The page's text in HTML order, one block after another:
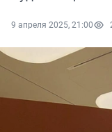
9 апреля 2025, 21:00